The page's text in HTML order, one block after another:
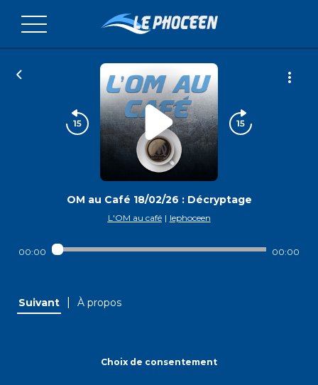
OM au Café 18/02/26 : Décryptage
L'OM au café | lephoceen
00:00 00:00
Suivant À propos
Choix de consentement